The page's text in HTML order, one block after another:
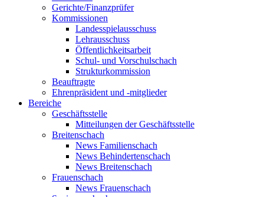
Gerichte/Finanzprüfer
Kommissionen
Landesspielausschuss
Lehrausschuss
Öffentlichkeitsarbeit
Schul- und Vorschulschach
Strukturkommission
Beauftragte
Ehrenpräsident und -mitglieder
Bereiche
Geschäftsstelle
Mitteilungen der Geschäftsstelle
Breitenschach
News Familienschach
News Behindertenschach
News Breitenschach
Frauenschach
News Frauenschach